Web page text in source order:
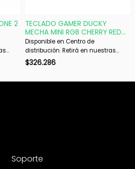
2
es
TECLADO GAMER DUCKY
MECHA MINI RGB CHERRY RED
RGB PBT DOUBLE-SHOT 60
Disponible en Centro de
distribución. Retirá en nuestras
sucursales en 48 hs hábiles. Si es
$326.286
Soporte